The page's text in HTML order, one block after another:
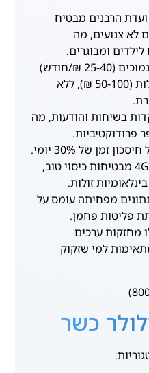
ועדת הרבנים מבטיח
לא צנועים, מה
ומבוגרים.
: מחירים נמוכים (25-40 ₪/חודש)
בהשוואה לחבילות רגילות (50-100 ₪), ללא
בשיחות והודעות, מה
זמן של 30% יומי.
: רשתות 4G מבטיחות כיסוי טוב,
זולות.
מפחיתה עומס על
פליטות פחמן.
מחזקות ערכים
למי שזקוק
כשר